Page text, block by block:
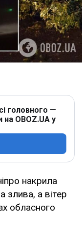
головного —
на OBOZ.UA у
накрила
злива, а вітер
обласного